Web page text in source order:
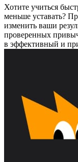
Хотите учиться
меньше уставать?
изменить ваши
проверенных
в эффективный и